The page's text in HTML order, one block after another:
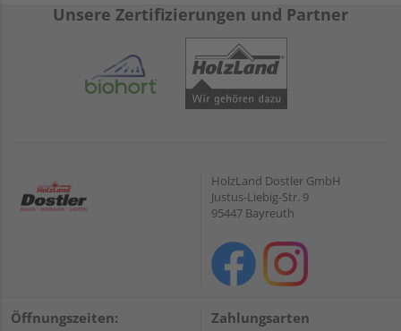
Unsere Zertifizierungen und Partner
HolzLand Dostler GmbH
Justus-Liebig-Str. 9
95447 Bayreuth
Öffnungszeiten: Zahlungsarten